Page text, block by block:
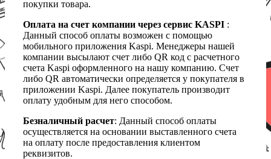
покупки товара.
Оплата на счет компании через сервис KASPI :
Данный способ оплаты возможен с помощью
мобильного приложения Kaspi. Менеджеры нашей
компании высылают счет либо QR код с расчетного
счета Kaspi оформленного на нашу компанию. Счет
либо QR автоматически определяется у покупателя в
приложении Kaspi. Далее покупатель производит
оплату удобным для него способом.
Безналичный расчет: Данный способ оплаты
осуществляется на основании выставленного счета
на оплату после предоставления клиентом
реквизитов.